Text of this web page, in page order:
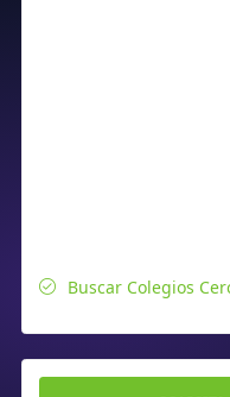
Buscar Colegios